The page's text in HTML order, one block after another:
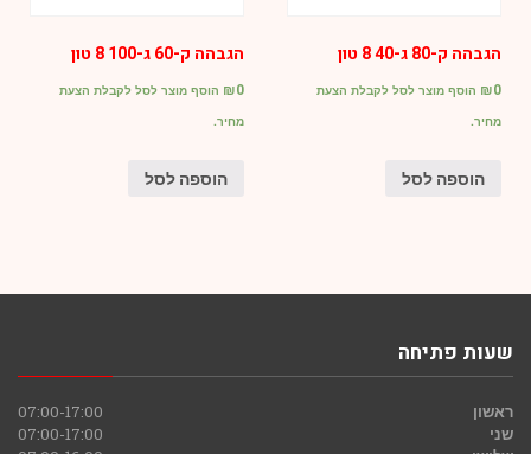
הגבהה ק-80 ג-40 8 טון
₪0
הוסף מוצר לסל לקבלת הצעת
מחיר.
הוספה לסל
הגבהה ק-60 ג-100 8 טון
₪0
הוסף מוצר לסל לקבלת הצעת
מחיר.
הוספה לסל
שעות פתיחה
ראשון
07:00-17:00
שני
07:00-17:00